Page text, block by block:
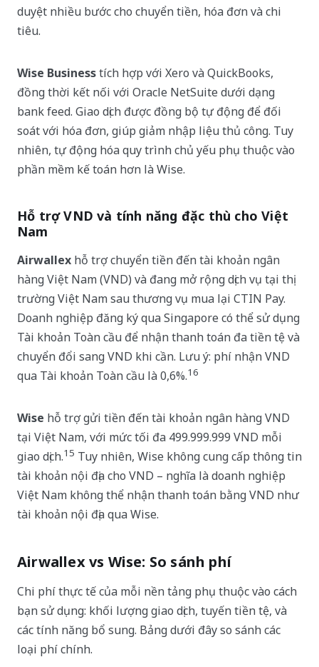
duyệt nhiều bước cho chuyển tiền, hóa đơn và chi
tiêu.
Wise Businesstích hợp với Xero và QuickBooks,
đồng thời kết nối với Oracle NetSuite dưới dạng
bank feed. Giao dịch được đồng bộ tự động để đối
soát với hóa đơn, giúp giảm nhập liệu thủ công. Tuy
nhiên, tự động hóa quy trình chủ yếu phụ thuộc vào
phần mềm kế toán hơn là Wise.
Hỗ trợ VND và tính năng đặc thù cho Việt
Nam
Airwallex hỗ trợ chuyển tiền đến tài khoản ngân
hàng Việt Nam (VND) và đang mở rộng dịch vụ tại thị
trường Việt Nam sau thương vụ mua lại CTIN Pay.
Doanh nghiệp đăng ký qua Singapore có thể sử dụng
Tài khoản Toàn cầu để nhận thanh toán đa tiền tệ và
chuyển đổi sang VND khi cần. Lưu ý: phí nhận VND
qua Tài khoản Toàn cầu là 0,6%.16
Wise hỗ trợ gửi tiền đến tài khoản ngân hàng VND
tại Việt Nam, với mức tối đa 499.999.999 VND mỗi
giao dịch.15 Tuy nhiên, Wise không cung cấp thông tin
tài khoản nội địa cho VND – nghĩa là doanh nghiệp
Việt Nam không thể nhận thanh toán bằng VND như
tài khoản nội địa qua Wise.
Airwallex vs Wise: So sánh phí
Chi phí thực tế của mỗi nền tảng phụ thuộc vào cách
bạn sử dụng: khối lượng giao dịch, tuyến tiền tệ, và
các tính năng bổ sung. Bảng dưới đây so sánh các
loại phí chính.